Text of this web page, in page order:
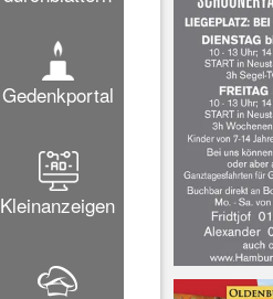
Gedenkportal
Kleinanzeigen